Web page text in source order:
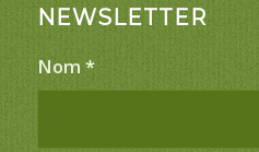
NEWSLETTER
Nom *